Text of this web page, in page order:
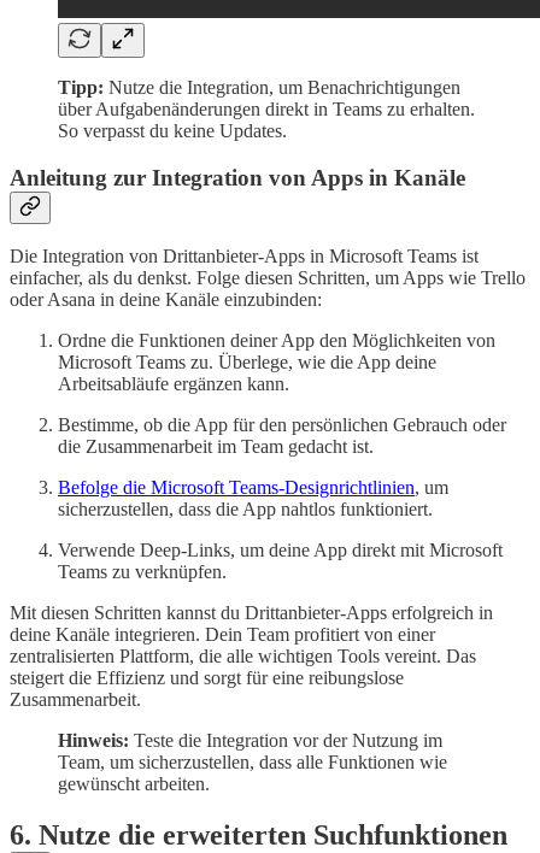
Tipp: Nutze die Integration, um Benachrichtigungen
über Aufgabenänderungen direkt in Teams zu erhalten.
So verpasst du keine Updates.
Anleitung zur Integration von Apps in Kanäle
Die Integration von Drittanbieter-Apps in Microsoft Teams ist
einfacher, als du denkst. Folge diesen Schritten, um Apps wie Trello
oder Asana in deine Kanäle einzubinden:
Ordne die Funktionen deiner App den Möglichkeiten von
Microsoft Teams zu. Überlege, wie die App deine
Arbeitsabläufe ergänzen kann.
Bestimme, ob die App für den persönlichen Gebrauch oder
die Zusammenarbeit im Team gedacht ist.
Befolge die Microsoft Teams-Designrichtlinien, um
sicherzustellen, dass die App nahtlos funktioniert.
Verwende Deep-Links, um deine App direkt mit Microsoft
Teams zu verknüpfen.
Mit diesen Schritten kannst du Drittanbieter-Apps erfolgreich in
deine Kanäle integrieren. Dein Team profitiert von einer
zentralisierten Plattform, die alle wichtigen Tools vereint. Das
steigert die Effizienz und sorgt für eine reibungslose
Zusammenarbeit.
Hinweis: Teste die Integration vor der Nutzung im
Team, um sicherzustellen, dass alle Funktionen wie
gewünscht arbeiten.
6. Nutze die erweiterten Suchfunktionen